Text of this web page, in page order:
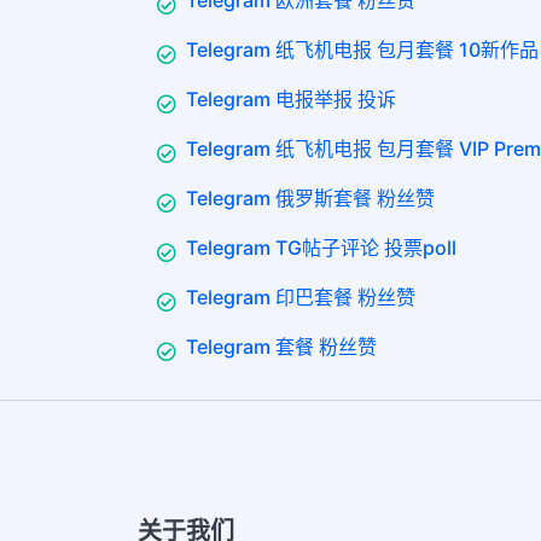
Telegram 纸飞机电报 包月套餐 10新作品
Telegram 电报举报 投诉
Telegram 纸飞机电报 包月套餐 VIP
Telegram 俄罗斯套餐 粉丝赞
Telegram TG帖子评论 投票poll
Telegram 印巴套餐 粉丝赞
Telegram 套餐 粉丝赞
关于我们